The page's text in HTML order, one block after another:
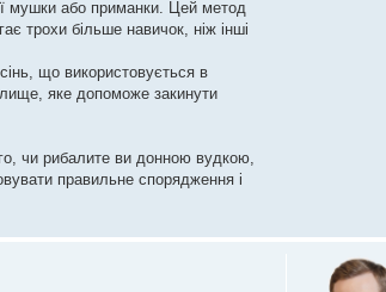
мушки або приманки. Цей метод
трохи більше навичок, ніж інші
що використовується в
яке допоможе закинути
чи рибалите ви донною вудкою,
правильне спорядження і